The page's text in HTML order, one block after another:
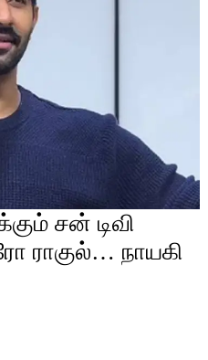
சன் டிவி
ராகுல்… நாயகி